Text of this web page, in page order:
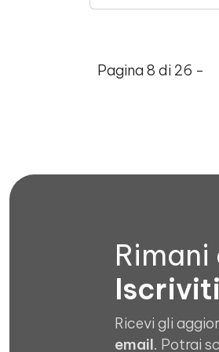
Pagina 8 di 26 -
Ricevi gli
email. Potrai